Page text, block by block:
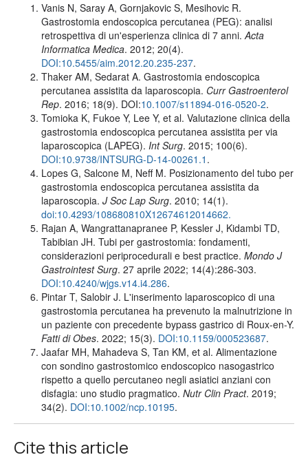
Vanis N, Saray A, Gornjakovic S, Mesihovic R.
Gastrostomia endoscopica percutanea (PEG): analisi
retrospettiva di un'esperienza clinica di 7 anni.Acta
Informatica Medica. 2012; 20(4).
DOI:10.5455/aim.2012.20.235-237.
Thaker AM, Sedarat A. Gastrostomia endoscopica
percutanea assistita da laparoscopia. Curr Gastroenterol
Rep. 2016; 18(9). DOI:10.1007/s11894-016-0520-2.
Tomioka K, Fukoe Y, Lee Y, et al. Valutazione clinica della
gastrostomia endoscopica percutanea assistita per via
laparoscopica (LAPEG). Int Surg. 2015; 100(6).
DOI:10.9738/INTSURG-D-14-00261.1 .
Lopes G, Salcone M, Neff M. Posizionamento del tubo per
gastrostomia endoscopica percutanea assistita da
laparoscopia. J Soc Lap Surg. 2010; 14(1).
doi:10.4293/108680810X12674612014662.
Rajan A, Wangrattanapranee P, Kessler J, Kidambi TD,
Tabibian JH. Tubi per gastrostomia: fondamenti,
considerazioni periprocedurali e best practice. Mondo J
Gastrointest Surg. 27 aprile 2022; 14(4):286-303.
DOI:10.4240/wjgs.v14.i4.286.
Pintar T, Salobir J. L'inserimento laparoscopico di una
gastrostomia percutanea ha prevenuto la malnutrizione in
un paziente con precedente bypass gastrico di Roux-en-Y.
Fatti di Obes. 2022; 15(3). DOI:10.1159/000523687.
Jaafar MH, Mahadeva S, Tan KM, et al. Alimentazione
con sondino gastrostomico endoscopico nasogastrico
rispetto a quello percutaneo negli asiatici anziani con
disfagia: uno studio pragmatico. Nutr Clin Pract. 2019;
34(2). DOI:10.1002/ncp.10195.
Cite this article